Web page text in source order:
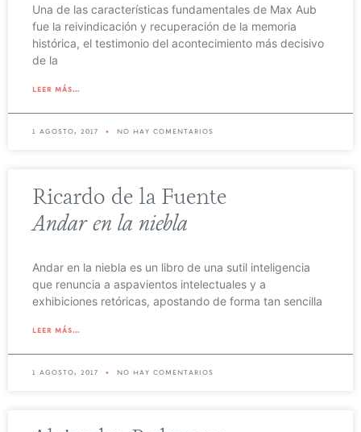
Una de las características fundamentales de Max Aub
fue la reivindicación y recuperación de la memoria
histórica, el testimonio del acontecimiento más decisivo
de la
leer más...
1 agosto, 2017 no hay comentarios
Ricardo de la Fuente
Andar en la niebla
Andar en la niebla es un libro de una sutil inteligencia
que renuncia a aspavientos intelectuales y a
exhibiciones retóricas, apostando de forma tan sencilla
leer más...
1 agosto, 2017 no hay comentarios